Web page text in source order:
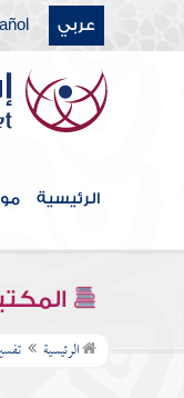
عربي
الرئيسية
الرئيسية
تفسير
تفسير
تفسير
تفسير
تفسير
تفسير
تفسير